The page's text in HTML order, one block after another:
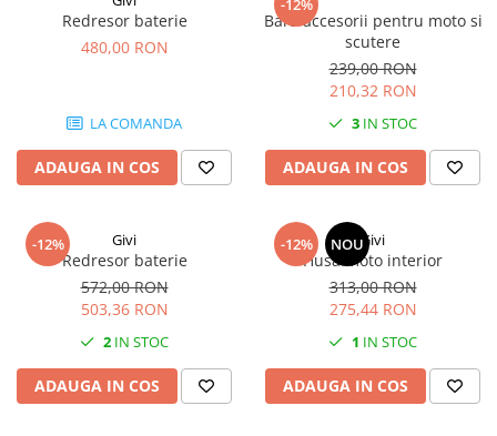
Redresor baterie
480,00 RON
LA COMANDA
ADAUGA IN COS
-12%
Bara accesorii pentru moto si
scutere
239,00 RON
210,32 RON
3 IN STOC
ADAUGA IN COS
-12% Givi
Redresor baterie
572,00 RON
503,36 RON
2 IN STOC
ADAUGA IN COS
-12% NOUGivi
Husa moto interior
313,00 RON
275,44 RON
1 IN STOC
ADAUGA IN COS